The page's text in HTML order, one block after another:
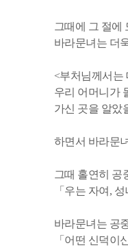
그때에 그 절에
바라문녀는 더
<부처님께서는
우리 어머니가
가신 곳을 알았
하면서 바라문
그때 홀연히 공
「우는 자여,
바라문녀는 공
「어떤 신덕이